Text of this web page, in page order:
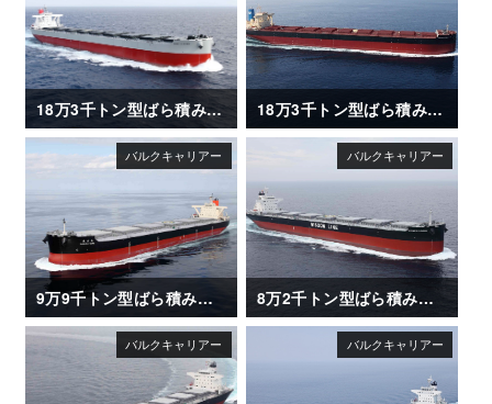
18万3千トン型ばら積み運搬船「CAPE CLOVER」 18万3千トン型ばら積み運搬船「UNITED ETERNITY」
9万9千トン型ばら積み運搬船「NAGARA MARU (長良丸)」 8万2千トン型ばら積み運搬船「SAKIZAYA LEADER」